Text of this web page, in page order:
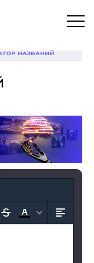
НАЗВАНИЙ